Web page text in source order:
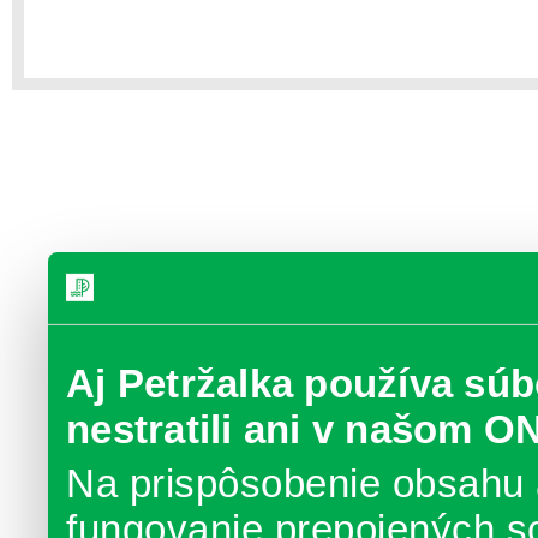
Aj Petržalka používa
nestratili ani v našom
Na prispôsobenie